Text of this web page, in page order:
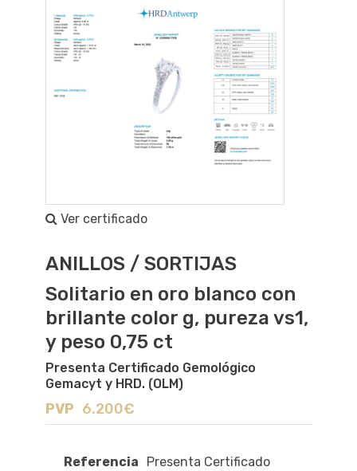
Ver certificado
ANILLOS / SORTIJAS
Solitario en oro blanco con
brillante color g, pureza vs1,
y peso 0,75 ct
Presenta Certificado Gemológico
Gemacyt y HRD. (OLM)
PVP 6.200€
Referencia
Presenta Certificado